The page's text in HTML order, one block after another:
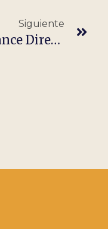
Siguiente
Finance Director (Remote)